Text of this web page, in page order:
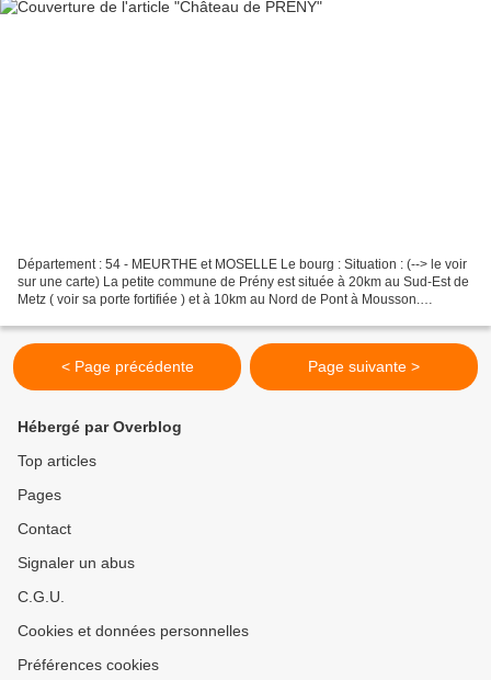
Département : 54 - MEURTHE et MOSELLE Le bourg : Situation : (--> le voir
sur une carte) La petite commune de Prény est située à 20km au Sud-Est de
Metz ( voir sa porte fortifiée ) et à 10km au Nord de Pont à Mousson.
< Page précédente Page suivante >
Hébergé par Overblog
Top articles
Pages
Contact
Signaler un abus
C.G.U.
Cookies et données personnelles
Préférences cookies